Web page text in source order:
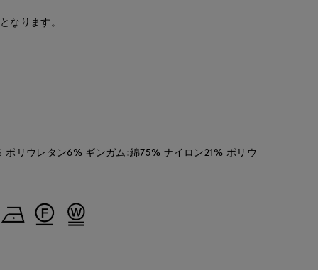
なります。
ポリウレタン6% ギンガム:綿75% ナイロン21% ポリウ